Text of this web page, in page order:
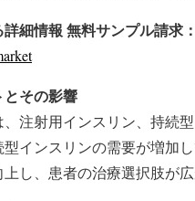
細情報 無料サンプル請求
その影響
注射用インスリン、持続
インスリンの需要が増加
し、患者の治療選択肢が